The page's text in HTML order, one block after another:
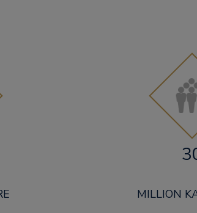
MILLION